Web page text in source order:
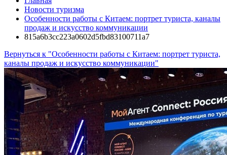
Новости туризма
Особенности работы с Китаем: портрет туриста, каналы
продаж и искусство коммуникации
815a6b3cc223a0602d5fbd83100711a7
Вернуться к "Особенности работы с Китаем: портрет туриста,
каналы продаж и искусство коммуникации"